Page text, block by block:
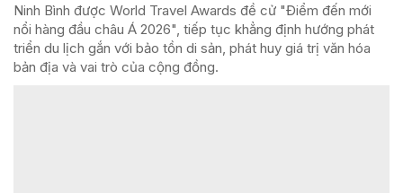
Ninh Bình được World Travel Awards đề cử "Điểm đến mới
nổi hàng đầu châu Á 2026", tiếp tục khẳng định hướng phát
triển du lịch gắn với bảo tồn di sản, phát huy giá trị văn hóa
bản địa và vai trò của cộng đồng.